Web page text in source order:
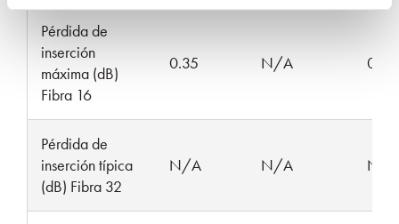
Pérdida de
inserción
máxima (dB)
Fibra 16
0.35 N/A 0.35
Pérdida de
inserción típica
(dB) Fibra 32
N/A N/A N/A